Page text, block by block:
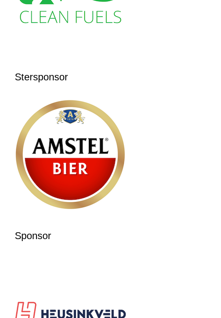
Stersponsor
Sponsor